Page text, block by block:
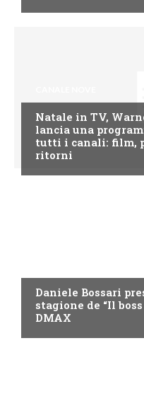
Natale in TV,
lancia una
tutti i canali: film,
ritorni
Daniele Bossari
stagione de “Il
DMAX